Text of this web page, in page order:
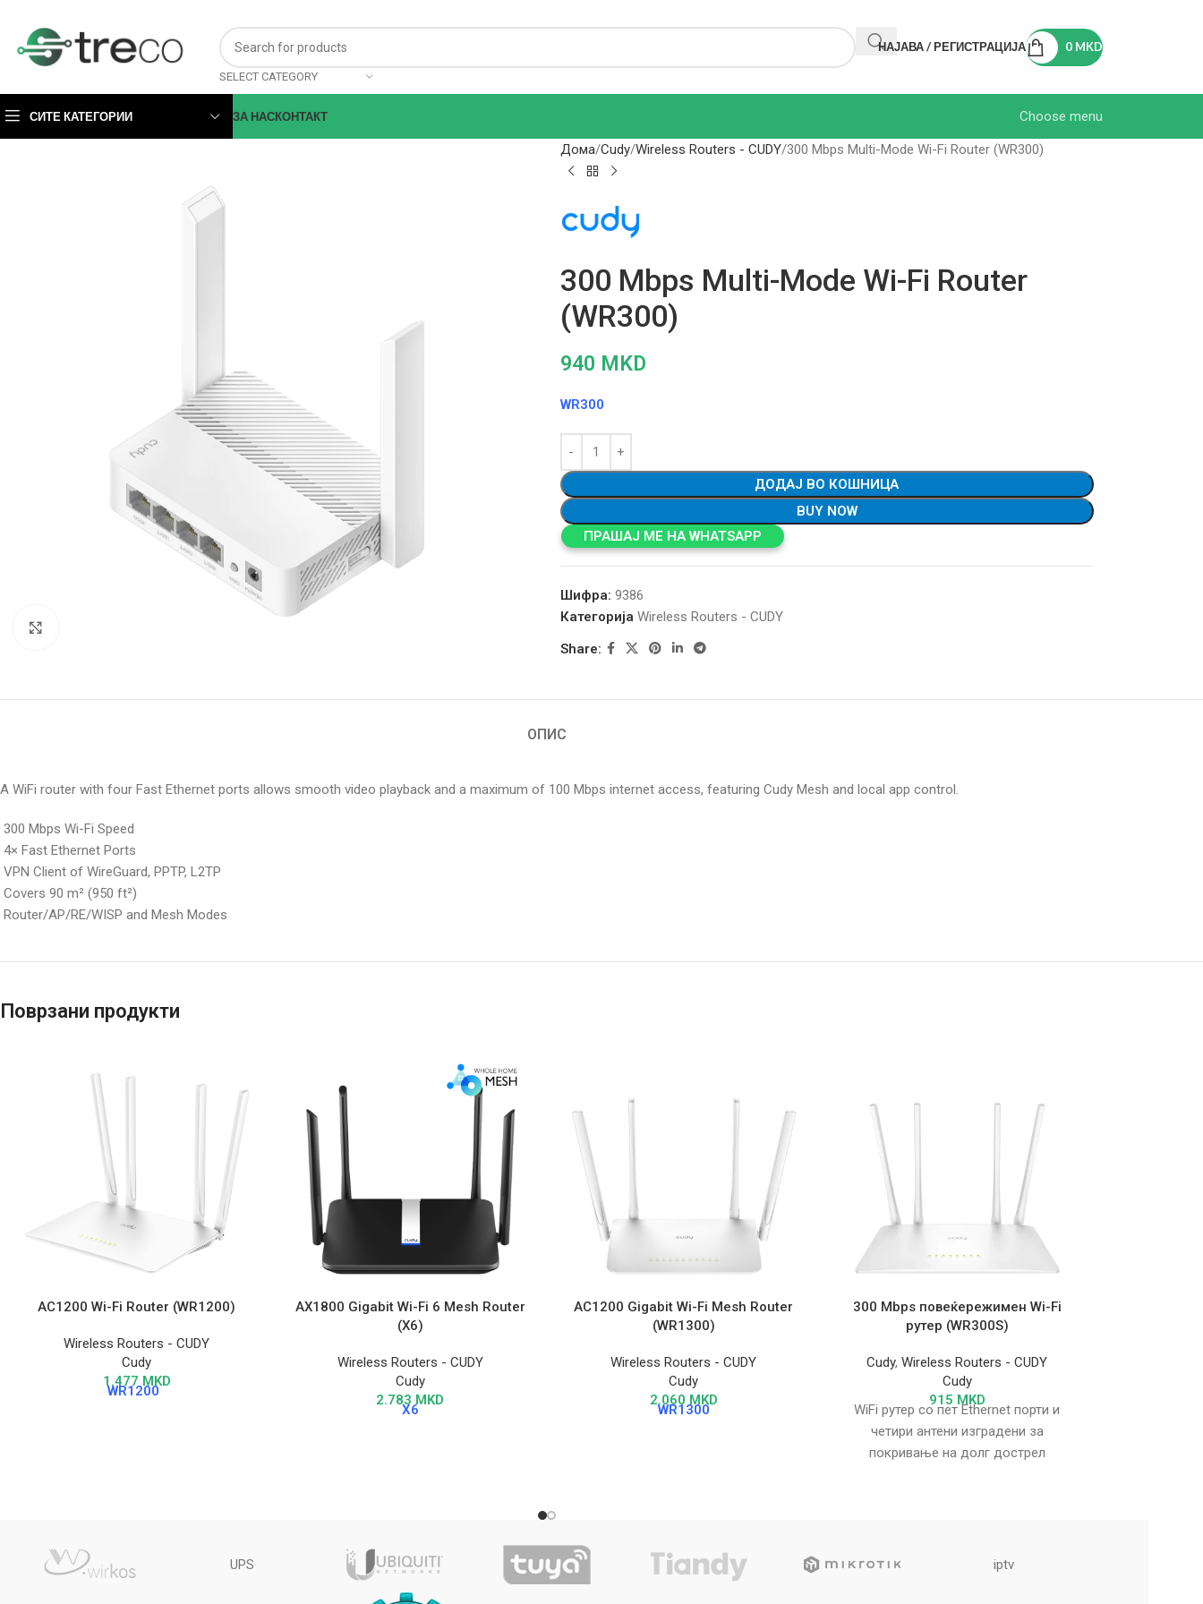
SELECT CATEGORY
НАЈАВА / РЕГИСТРАЦИЈА 0 MKD
СИТЕ КАТЕГОРИИ ЗА НАСКОНТАКТ Choose menu
Дома Cudy Wireless Routers - CUDY 300 Mbps Multi-Mode Wi-Fi Router (WR300)
300 Mbps Multi-Mode Wi-Fi Router
(WR300)
940 MKD
WR300
ДОДАЈ ВО КОШНИЦА
BUY NOW
ПРАШАЈ МЕ НА WHATSAPP
Шифра: 9386
Категорија Wireless Routers - CUDY
Share:
ОПИС
A WiFi router with four Fast Ethernet ports allows smooth video playback and a maximum of 100 Mbps internet access, featuring Cudy Mesh and local app control.
300 Mbps Wi-Fi Speed
4× Fast Ethernet Ports
VPN Client of WireGuard, PPTP, L2TP
Covers 90 m² (950 ft²)
Router/AP/RE/WISP and Mesh Modes
Поврзани продукти
AC1200 Wi-Fi Router (WR1200)
Wireless Routers - CUDY
Cudy
1.477 MKD
WR1200
AX1800 Gigabit Wi-Fi 6 Mesh Router
(X6)
Wireless Routers - CUDY
Cudy
2.783 MKD
X6
AC1200 Gigabit Wi-Fi Mesh Router
(WR1300)
Wireless Routers - CUDY
Cudy
2.060 MKD
WR1300
300 Mbps повеќережимен Wi-Fi
рутер (WR300S)
Cudy,Wireless Routers - CUDY
Cudy
915 MKD
WiFi рутер со пет Ethernet порти и
четири антени изградени за
покривање на долг дострел
UPS iptv